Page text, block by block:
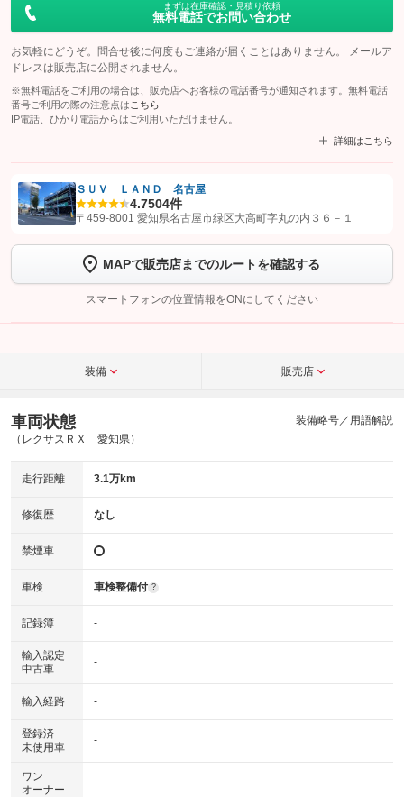
まずは在庫確認・見積り依頼
無料電話でお問い合わせ
お気軽にどうぞ。問合せ後に何度もご連絡が届くことはありません。 メールア
ドレスは販売店に公開されません。
※無料電話をご利用の場合は、販売店へお客様の電話番号が通知されます。無料電話
番号ご利用の際の注意点は こちら
IP電話、ひかり電話からはご利用いただけません。
詳細はこちら
【STEP1】認証画面でグーネットを友だち追加してから「許可する」ボタンを押
トーク画面で
ボタンをタップして問い合わせを
完了してください。
こちら
ＳＵＶ ＬＡＮＤ 名古屋
4.7504件
〒459-8001 愛知県名古屋市緑区大高町字丸の内３６－１
MAPで販売店までのルートを確認する
スマートフォンの位置情報をONにしてください
装備 販売店
車両状態
（レクサスＲＸ 愛知県）
装備略号／用語解説
走行距離 3.1万km
修復歴 なし
禁煙車
車検 車検整備付 ?
記録簿 -
輸入認定
中古車
-
輸入経路 -
登録済
未使用車
-
ワン
オーナー
-